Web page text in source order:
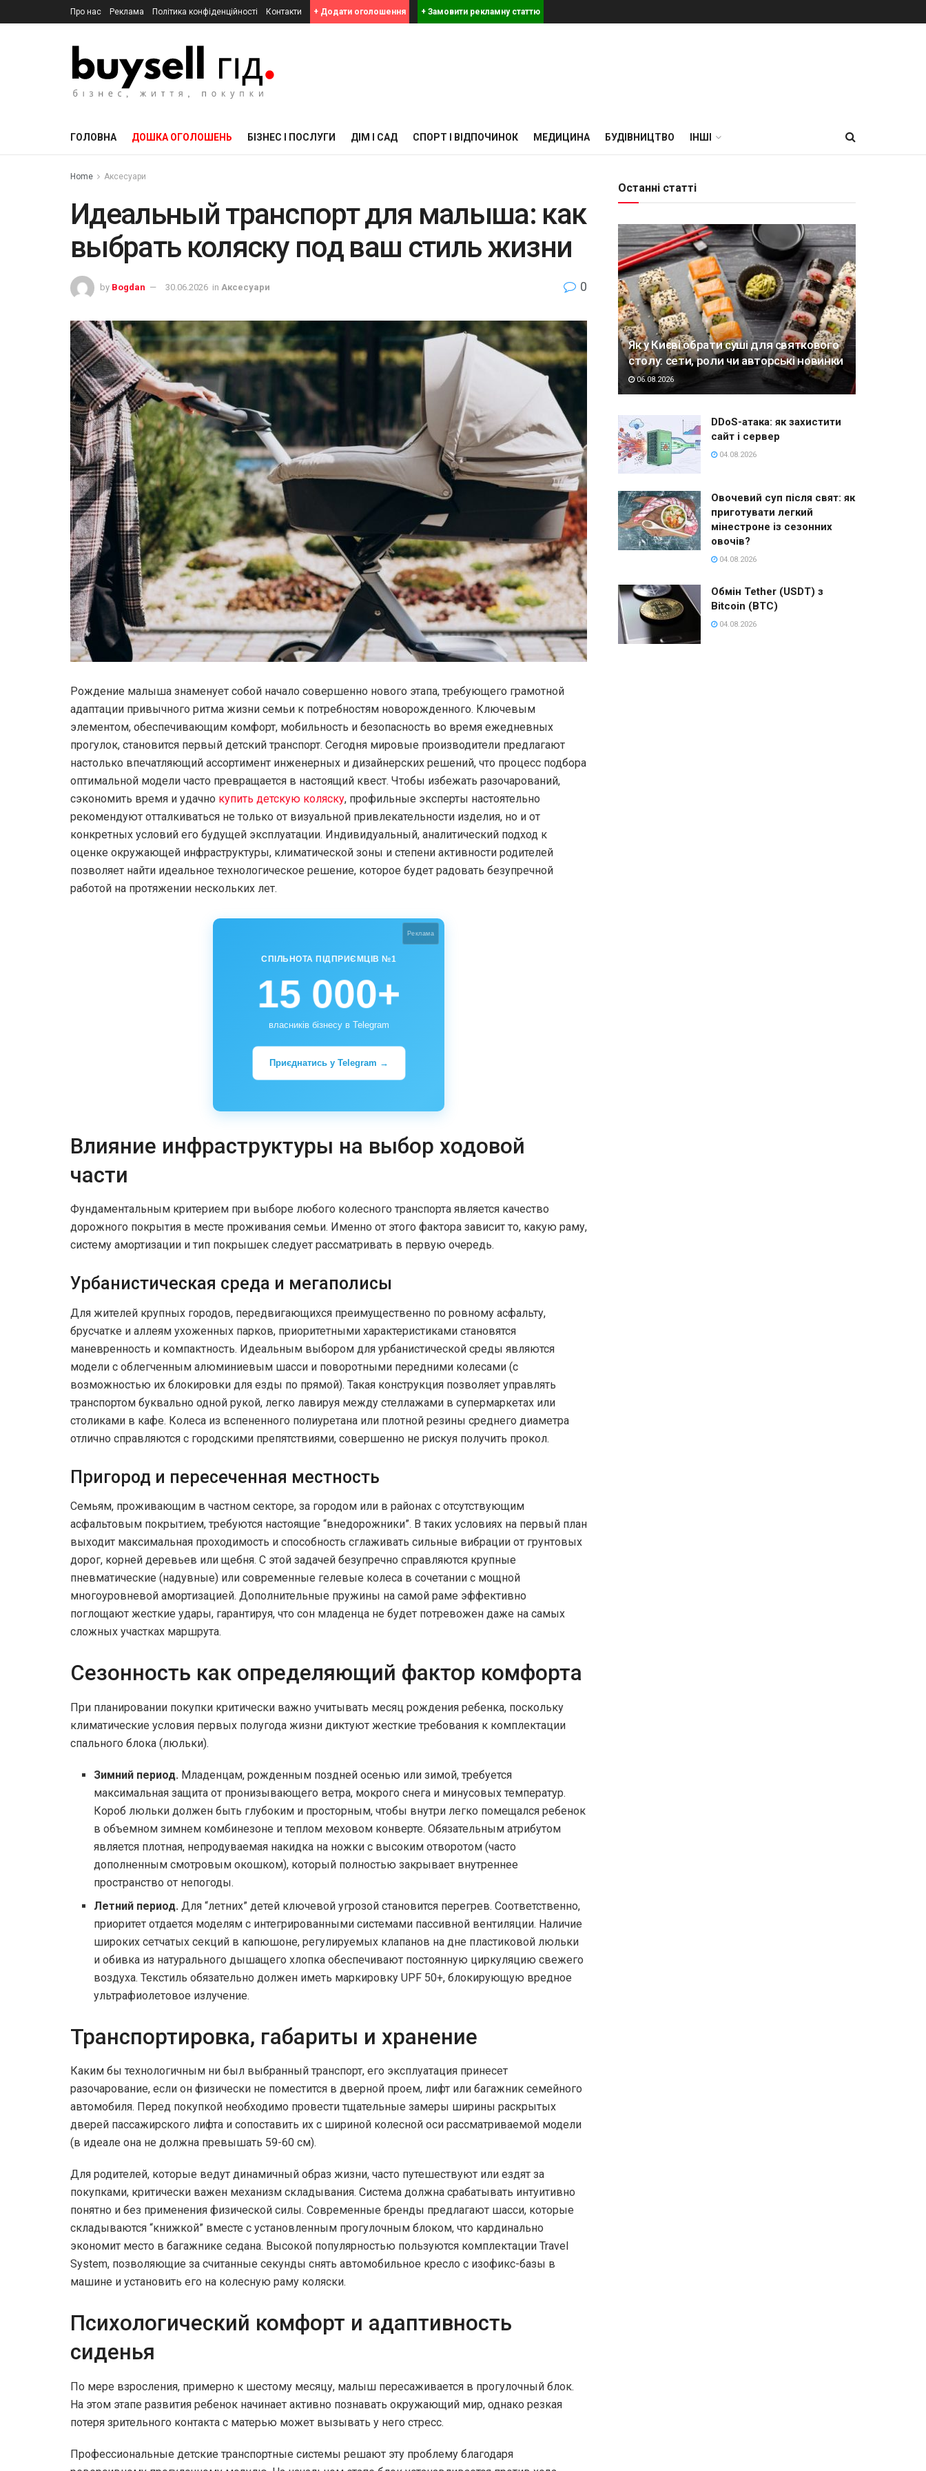
Про нас Реклама Політика конфіденційності Контакти + Додати оголошення + Замовити рекламну статтю
ГОЛОВНА ДОШКА ОГОЛОШЕНЬ БІЗНЕС І ПОСЛУГИ ДІМ І САД СПОРТ І ВІДПОЧИНОК МЕДИЦИНА БУДІВНИЦТВО ІНШІ
Home Аксесуари
Идеальный транспорт для малыша: как
выбрать коляску под ваш стиль жизни
by Bogdan 30.06.2026 in Аксесуари 0
Рождение малыша знаменует собой начало совершенно нового этапа, требующего грамотной
адаптации привычного ритма жизни семьи к потребностям новорожденного. Ключевым
элементом, обеспечивающим комфорт, мобильность и безопасность во время ежедневных
прогулок, становится первый детский транспорт. Сегодня мировые производители предлагают
настолько впечатляющий ассортимент инженерных и дизайнерских решений, что процесс подбора
оптимальной модели часто превращается в настоящий квест. Чтобы избежать разочарований,
сэкономить время и удачно купить детскую коляску, профильные эксперты настоятельно
рекомендуют отталкиваться не только от визуальной привлекательности изделия, но и от
конкретных условий его будущей эксплуатации. Индивидуальный, аналитический подход к
оценке окружающей инфраструктуры, климатической зоны и степени активности родителей
позволяет найти идеальное технологическое решение, которое будет радовать безупречной
работой на протяжении нескольких лет.
Реклама
СПІЛЬНОТА ПІДПРИЄМЦІВ №1
15 000+
власників бізнесу в Telegram
Приєднатись у Telegram →
Влияние инфраструктуры на выбор ходовой
части
Фундаментальным критерием при выборе любого колесного транспорта является качество
дорожного покрытия в месте проживания семьи. Именно от этого фактора зависит то, какую раму,
систему амортизации и тип покрышек следует рассматривать в первую очередь.
Урбанистическая среда и мегаполисы
Для жителей крупных городов, передвигающихся преимущественно по ровному асфальту,
брусчатке и аллеям ухоженных парков, приоритетными характеристиками становятся
маневренность и компактность. Идеальным выбором для урбанистической среды являются
модели с облегченным алюминиевым шасси и поворотными передними колесами (с
возможностью их блокировки для езды по прямой). Такая конструкция позволяет управлять
транспортом буквально одной рукой, легко лавируя между стеллажами в супермаркетах или
столиками в кафе. Колеса из вспененного полиуретана или плотной резины среднего диаметра
отлично справляются с городскими препятствиями, совершенно не рискуя получить прокол.
Пригород и пересеченная местность
Семьям, проживающим в частном секторе, за городом или в районах с отсутствующим
асфальтовым покрытием, требуются настоящие “внедорожники”. В таких условиях на первый план
выходит максимальная проходимость и способность сглаживать сильные вибрации от грунтовых
дорог, корней деревьев или щебня. С этой задачей безупречно справляются крупные
пневматические (надувные) или современные гелевые колеса в сочетании с мощной
многоуровневой амортизацией. Дополнительные пружины на самой раме эффективно
поглощают жесткие удары, гарантируя, что сон младенца не будет потревожен даже на самых
сложных участках маршрута.
Сезонность как определяющий фактор комфорта
При планировании покупки критически важно учитывать месяц рождения ребенка, поскольку
климатические условия первых полугода жизни диктуют жесткие требования к комплектации
спального блока (люльки).
Зимний период. Младенцам, рожденным поздней осенью или зимой, требуется
максимальная защита от пронизывающего ветра, мокрого снега и минусовых температур.
Короб люльки должен быть глубоким и просторным, чтобы внутри легко помещался ребенок
в объемном зимнем комбинезоне и теплом меховом конверте. Обязательным атрибутом
является плотная, непродуваемая накидка на ножки с высоким отворотом (часто
дополненным смотровым окошком), который полностью закрывает внутреннее
пространство от непогоды.
Летний период. Для “летних” детей ключевой угрозой становится перегрев. Соответственно,
приоритет отдается моделям с интегрированными системами пассивной вентиляции. Наличие
широких сетчатых секций в капюшоне, регулируемых клапанов на дне пластиковой люльки
и обивка из натурального дышащего хлопка обеспечивают постоянную циркуляцию свежего
воздуха. Текстиль обязательно должен иметь маркировку UPF 50+, блокирующую вредное
ультрафиолетовое излучение.
Транспортировка, габариты и хранение
Каким бы технологичным ни был выбранный транспорт, его эксплуатация принесет
разочарование, если он физически не поместится в дверной проем, лифт или багажник семейного
автомобиля. Перед покупкой необходимо провести тщательные замеры ширины раскрытых
дверей пассажирского лифта и сопоставить их с шириной колесной оси рассматриваемой модели
(в идеале она не должна превышать 59-60 см).
Для родителей, которые ведут динамичный образ жизни, часто путешествуют или ездят за
покупками, критически важен механизм складывания. Система должна срабатывать интуитивно
понятно и без применения физической силы. Современные бренды предлагают шасси, которые
складываются “книжкой” вместе с установленным прогулочным блоком, что кардинально
экономит место в багажнике седана. Высокой популярностью пользуются комплектации Travel
System, позволяющие за считанные секунды снять автомобильное кресло с изофикс-базы в
машине и установить его на колесную раму коляски.
Психологический комфорт и адаптивность
сиденья
По мере взросления, примерно к шестому месяцу, малыш пересаживается в прогулочный блок.
На этом этапе развития ребенок начинает активно познавать окружающий мир, однако резкая
потеря зрительного контакта с матерью может вызывать у него стресс.
Профессиональные детские транспортные системы решают эту проблему благодаря
Останні статті
Як у Києві обрати суші для святкового
столу: сети, роли чи авторські новинки
06.08.2026
DDoS-атака: як захистити
сайт і сервер
04.08.2026
Овочевий суп після свят: як
приготувати легкий
мінестроне із сезонних
овочів?
04.08.2026
Обмін Tether (USDT) з
Bitcoin (BTC)
04.08.2026